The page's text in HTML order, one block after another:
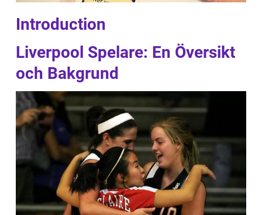
Introduction
Liverpool Spelare: En Översikt
och Bakgrund